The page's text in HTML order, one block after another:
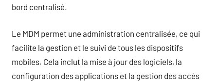
bord centralisé.
Le MDM permet une administration centralisée, ce qui
facilite la gestion et le suivi de tous les dispositifs
mobiles. Cela inclut la mise à jour des logiciels, la
configuration des applications et la gestion des accès